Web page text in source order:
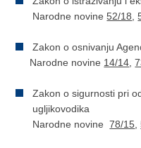
Narodne novine52/18 ,
Zakon o osnivanju
Narodne novine 14/14 ,
Zakon o sigurnosti pri
ugljikovodika
Narodne novine78/15 ,